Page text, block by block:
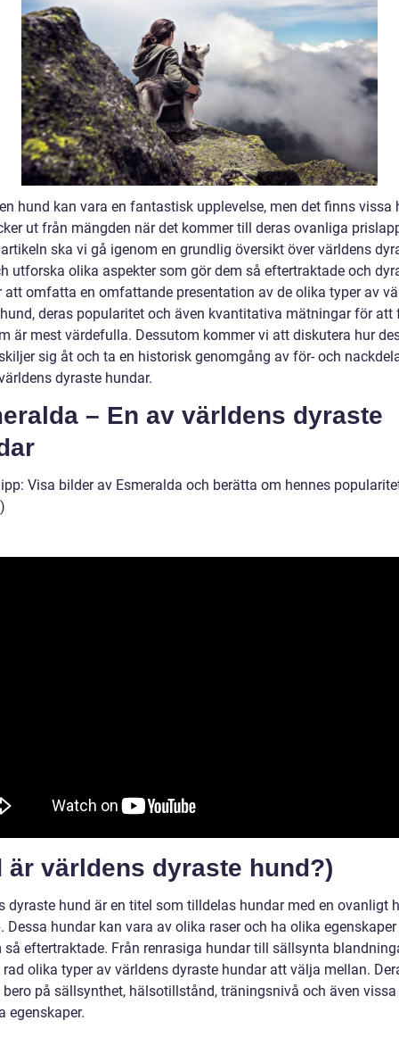
hund kan vara en fantastisk upplevelse, men det finns vissa
ut från mängden när det kommer till deras ovanliga
ska vi gå igenom en grundlig översikt över världens
utforska olika aspekter som gör dem så eftertraktade och
att omfatta en omfattande presentation av de olika typer av
deras popularitet och även kvantitativa mätningar för att
är mest värdefulla. Dessutom kommer vi att diskutera hur
sig åt och ta en historisk genomgång av för- och
dyraste hundar.
– En av världens dyraste
Visa bilder av Esmeralda och berätta om hennes
är världens dyraste hund?)
dyraste hund är en titel som tilldelas hundar med en ovanligt
Dessa hundar kan vara av olika raser och ha olika
så eftertraktade. Från renrasiga hundar till sällsynta
olika typer av världens dyraste hundar att välja mellan.
på sällsynthet, hälsotillstånd, träningsnivå och även vissa
egenskaper.